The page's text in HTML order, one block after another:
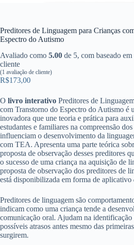
Preditores de Linguagem para Crianças
Espectro do Autismo
Avaliado como 5.00 de 5, com baseado em
cliente
(1 avaliação de cliente)
R$173,00
O livro interativo Preditores de
com Transtorno do Espectro do Autismo é
inovadora que une teoria e prática para
estudantes e familiares na compreensão
influenciam o desenvolvimento da
com TEA. Apresenta uma parte teórica
proposta de observação desses preditores
o sucesso de uma criança na aquisição de
proposta de observação dos preditores de
está disponibilizada em forma de aplicativo
Preditores de linguagem são
indicam como uma criança tende a
comunicação oral. Ajudam na identificação
possíveis atrasos antes mesmo das
surgirem.